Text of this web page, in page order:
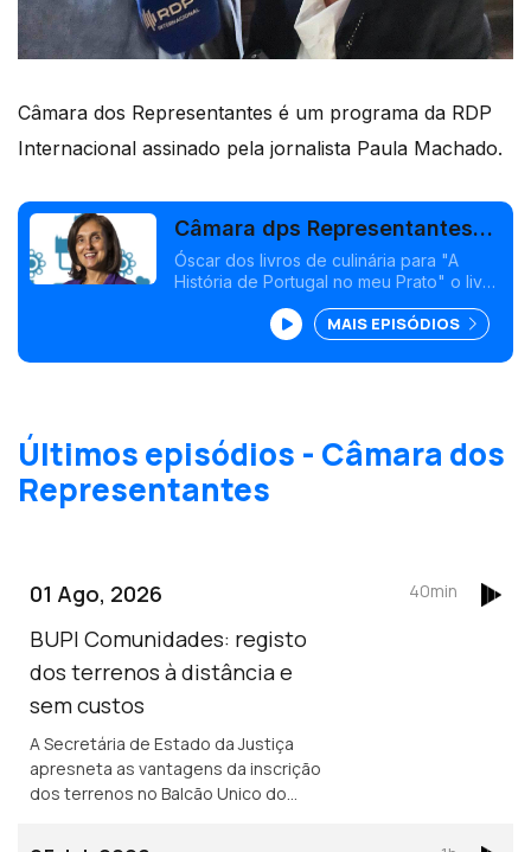
Câmara dos Representantes é um programa da RDP
Internacional assinado pela jornalista Paula Machado.
Câmara dps Representantes-
Óscar livro gastronomia/Port I
Guerra
Óscar dos livros de culinária para "A
História de Portugal no meu Prato" o livro
Canivet, ambos luso-francses. Ribeiro e
Castro: Portugal na I Guerra Mundial.
Edição Paula Machado.
MAIS EPISÓDIOS
Últimos episódios - Câmara dos
Representantes
01 Ago, 2026
BUPI Comunidades: registo
dos terrenos à distância e
sem custos
A Secretária de Estado da Justiça
apresneta as vantagens da inscrição
dos terrenos no Balcão Unico do
40min